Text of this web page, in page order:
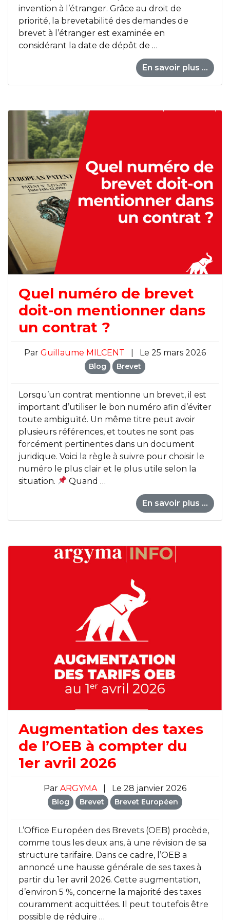
invention à l’étranger. Grâce au droit de
priorité, la brevetabilité des demandes de
brevet à l’étranger est examinée en
considérant la date de dépôt de …
En savoir plus ...
Quel numéro de brevet
doit-on mentionner dans
un contrat ?
Par Guillaume MILCENT Le 25 mars 2026
Blog Brevet
Lorsqu’un contrat mentionne un brevet, il est
important d’utiliser le bon numéro afin d’éviter
toute ambiguïté. Un même titre peut avoir
plusieurs références, et toutes ne sont pas
forcément pertinentes dans un document
juridique. Voici la règle à suivre pour choisir le
numéro le plus clair et le plus utile selon la
situation.
Quand …
En savoir plus ...
Augmentation des taxes
de l’OEB à compter du
1er avril 2026
Par ARGYMA Le 28 janvier 2026
Blog Brevet Brevet Européen
L’Office Européen des Brevets (OEB) procède,
comme tous les deux ans, à une révision de sa
structure tarifaire. Dans ce cadre, l’OEB a
annoncé une hausse générale de ses taxes à
partir du 1er avril 2026. Cette augmentation,
d’environ 5 %, concerne la majorité des taxes
couramment acquittées. Il peut toutefois être
possible de réduire …